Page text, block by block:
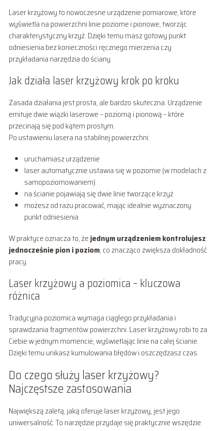
Laser krzyżowy to nowoczesne urządzenie pomiarowe, które
wyświetla na powierzchni linie poziome i pionowe, tworząc
charakterystyczny krzyż. Dzięki temu masz gotowy punkt
odniesienia bez konieczności ręcznego mierzenia czy
przykładania narzędzia do ściany.
Jak działa laser krzyżowy krok po kroku
Zasada działania jest prosta, ale bardzo skuteczna. Urządzenie
emituje dwie wiązki laserowe – poziomą i pionową – które
przecinają się pod kątem prostym.
Po ustawieniu lasera na stabilnej powierzchni:
uruchamiasz urządzenie
laser automatycznie ustawia się w poziomie (w modelach z
samopoziomowaniem)
na ścianie pojawiają się dwie linie tworzące krzyż
możesz od razu pracować, mając idealnie wyznaczony
punkt odniesienia
W praktyce oznacza to, że jednym urządzeniem kontrolujesz
jednocześnie pion i poziom, co znacząco zwiększa dokładność
pracy.
Laser krzyżowy a poziomica – kluczowa
różnica
Tradycyjna poziomica wymaga ciągłego przykładania i
sprawdzania fragmentów powierzchni. Laser krzyżowy robi to za
Ciebie w jednym momencie, wyświetlając linie na całej ścianie.
Dzięki temu unikasz kumulowania błędów i oszczędzasz czas.
Do czego służy laser krzyżowy?
Najczęstsze zastosowania
Największą zaletą, jaką oferuje laser krzyżowy, jest jego
uniwersalność. To narzędzie przydaje się praktycznie wszędzie